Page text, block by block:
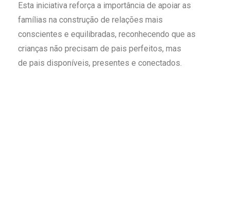
Esta iniciativa reforça a importância de apoiar as
famílias na construção de relações mais
conscientes e equilibradas, reconhecendo que as
crianças não precisam de pais perfeitos, mas
de pais disponíveis, presentes e conectados.